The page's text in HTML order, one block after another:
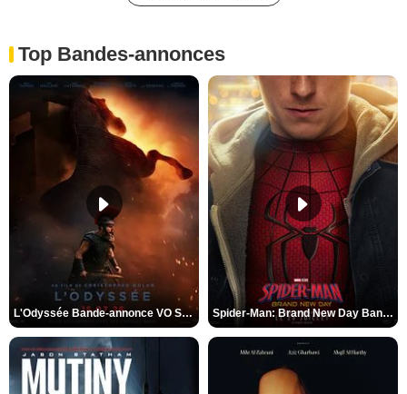
Top Bandes-annonces
L'Odyssée Bande-annonce VO STFR Spider-Man: Brand New Day Bande-annonce VO STFR